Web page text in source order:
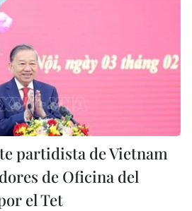
partidista de Vietnam
de Oficina del
el Tet